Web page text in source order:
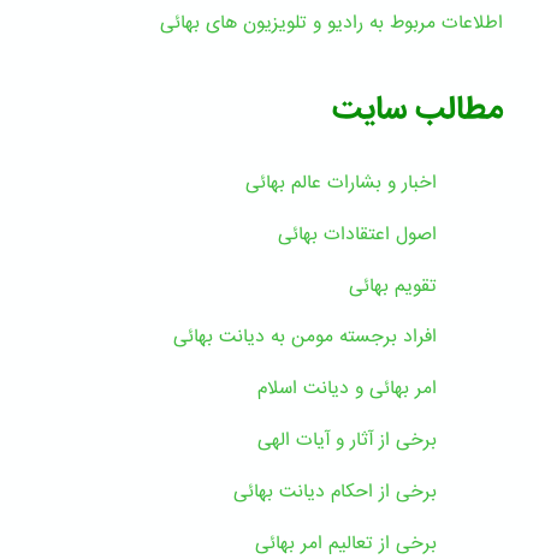
اطلاعات مربوط به رادیو و تلویزیون های بهائی
مطالب سایت
اخبار و بشارات عالم بهائى
اصول اعتقادات بهائی
تقویم بهائی
افراد برجسته مومن به دیانت بهائی
امر بهائی و دیانت اسلام
برخی از آثار و آیات الهی
برخی از احکام دیانت بهائی
برخی از تعالیم امر بهائی